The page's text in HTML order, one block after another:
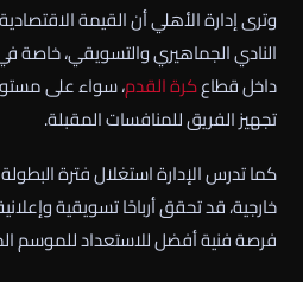
وترى إدارة الأهلي أن القيمة
النادي الجماهيري والتسويقي، خاصة
داخل قطاعكرة القدم، سواء على
تجهيز الفريق للمنافسات المقبلة.
كما تدرس الإدارة استغلال فترة
خارجية، قد تحقق أرباحًا تسويقية
فرصة فنية أفضل للاستعداد للموسم